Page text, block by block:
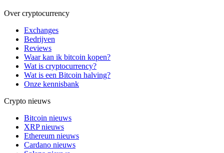
Over cryptocurrency
Exchanges
Bedrijven
Reviews
Waar kan ik bitcoin kopen?
Wat is cryptocurrency?
Wat is een Bitcoin halving?
Onze kennisbank
Crypto nieuws
Bitcoin nieuws
XRP nieuws
Ethereum nieuws
Cardano nieuws